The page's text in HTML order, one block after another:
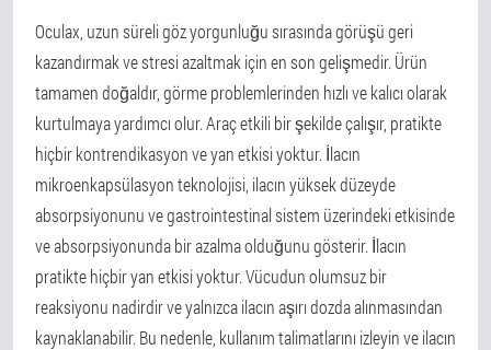
Oculax, uzun süreli göz yorgunluğu sırasında görüşü geri
kazandırmak ve stresi azaltmak için en son gelişmedir. Ürün
tamamen doğaldır, görme problemlerinden hızlı ve kalıcı olarak
kurtulmaya yardımcı olur. Araç etkili bir şekilde çalışır, pratikte
hiçbir kontrendikasyon ve yan etkisi yoktur. İlacın
mikroenkapsülasyon teknolojisi, ilacın yüksek düzeyde
absorpsiyonunu ve gastrointestinal sistem üzerindeki etkisinde
ve absorpsiyonunda bir azalma olduğunu gösterir. İlacın
pratikte hiçbir yan etkisi yoktur. Vücudun olumsuz bir
reaksiyonu nadirdir ve yalnızca ilacın aşırı dozda alınmasından
kaynaklanabilir. Bu nedenle, kullanım talimatlarını izleyin ve ilacın